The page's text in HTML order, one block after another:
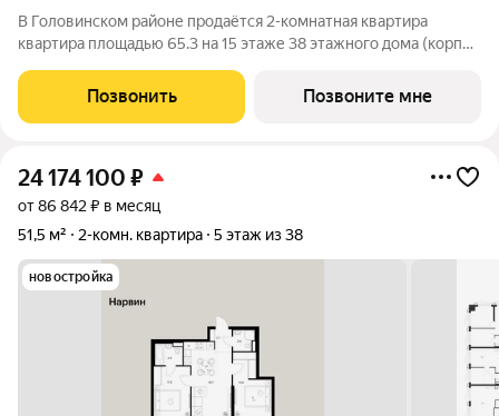
В Головинском районе продаётся 2-комнатная квартира
квартира площадью 65.3 на 15 этаже 38 этажного дома (корпус
10 минут пешком до станции метро «Водный стадион» и 20
минут до МЦК «Коптево».
Позвонить Позвоните мне
24 174 100 ₽
от 86 842 ₽ в месяц
51,5 м²
2-комн. квартира 5 этаж из 38
новостройка